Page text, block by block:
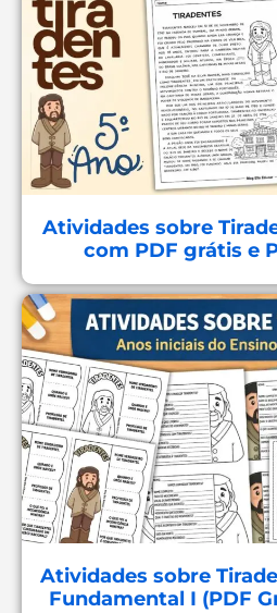
Atividades sobre
com PDF grátis e
Atividades sobre
Fundamental I (PDF